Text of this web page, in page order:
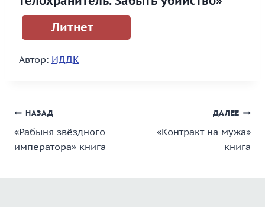
Литнет
Автор: ИДДК
Навигация
по
записям
НАЗАД
«Рабыня звёздного
императора» книга
ДАЛЕЕ
«Контракт на мужа»
книга